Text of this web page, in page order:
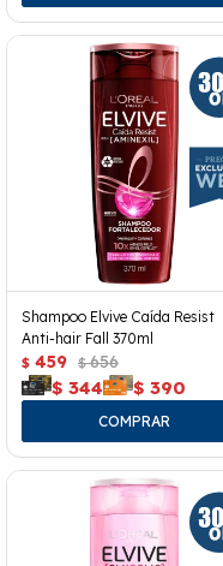
Shampoo Elvive Caída Resist
Anti-hair Fall 370ml
$ 459 $ 656
$ 344 $ 390